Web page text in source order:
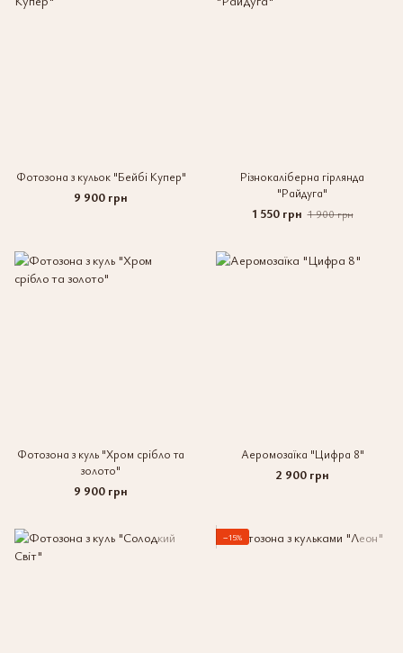
Фотозона з кульок "Бейбі Купер"
9 900 грн
Різнокаліберна гірлянда
"Райдуга"
1 550 грн 1 900 грн
Фотозона з куль "Хром срібло та
золото"
9 900 грн
Аеромозаїка "Цифра 8"
2 900 грн
−15%